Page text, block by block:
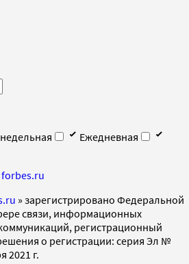
Ежедневная
forbes.ru
» зарегистрировано Федеральной
связи, информационных
регистрационный
о регистрации: серия Эл №
2021 г.